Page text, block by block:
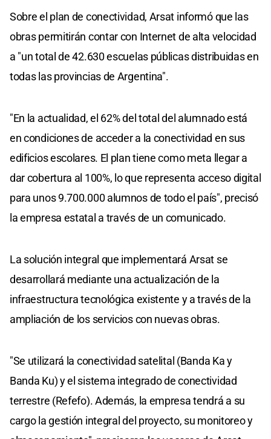
Sobre el plan de conectividad, Arsat informó que las
obras permitirán contar con Internet de alta velocidad
a "un total de 42.630 escuelas públicas distribuidas en
todas las provincias de Argentina".
"En la actualidad, el 62% del total del alumnado está
en condiciones de acceder a la conectividad en sus
edificios escolares. El plan tiene como meta llegar a
dar cobertura al 100%, lo que representa acceso digital
para unos 9.700.000 alumnos de todo el país", precisó
la empresa estatal a través de un comunicado.
La solución integral que implementará Arsat se
desarrollará mediante una actualización de la
infraestructura tecnológica existente y a través de la
ampliación de los servicios con nuevas obras.
"Se utilizará la conectividad satelital (Banda Ka y
Banda Ku) y el sistema integrado de conectividad
terrestre (Refefo). Además, la empresa tendrá a su
cargo la gestión integral del proyecto, su monitoreo y